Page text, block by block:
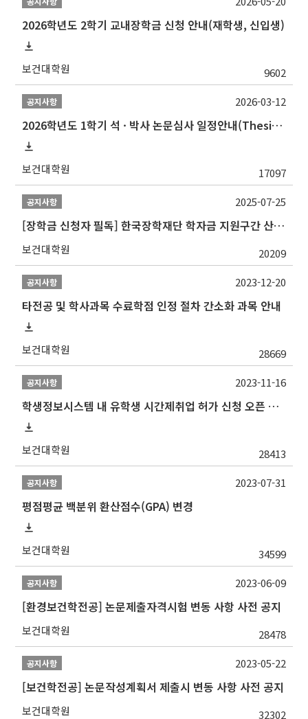
2026학년도 2학기 교내장학금 신청 안내(재학생, 신입생)
보건대학원 9602
공지사항
2026학년도 1학기 석 · 박사 논문심사 일정안내(Thesis Defense Schedules)
보건대학원 17097
2026-03-12
공지사항
[장학금 신청자 필독] 한국장학재단 학자금 지원구간 산정 권고
보건대학원 20209
2025-07-25
공지사항
타전공 및 학사과목 수료학점 인정 절차 간소화 과목 안내
보건대학원 28669
2023-12-20
공지사항
학생정보시스템 내 유학생 시간제취업 허가 신청 오픈 안내
보건대학원 28413
2023-11-16
공지사항
평점평균 백분위 환산점수(GPA) 변경
보건대학원 34599
2023-07-31
공지사항
[환경보건학전공] 논문제출자격시험 변동 사항 사전 공지
보건대학원 28478
2023-06-09
공지사항
[보건학전공] 논문작성계획서 제출시 변동 사항 사전 공지
보건대학원 32302
2023-05-22